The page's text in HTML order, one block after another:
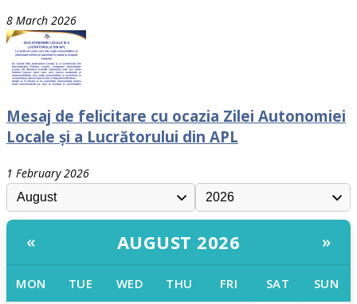
8 March 2026
Mesaj de felicitare cu ocazia Zilei Autonomiei
Locale și a Lucrătorului din APL
1 February 2026
« AUGUST 2026 »
MON TUE WED THU FRI SAT SUN